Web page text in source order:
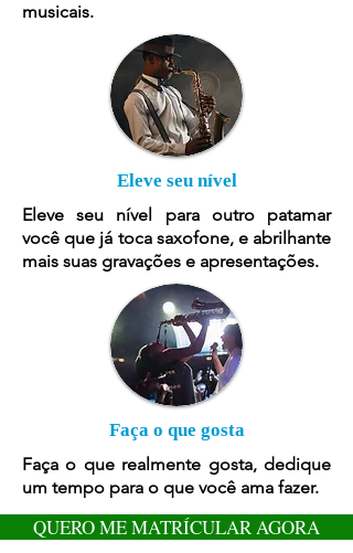
musicais.
Eleve seu nível
Eleve seu nível para outro patamar
você que já toca saxofone, e abrilhante
mais suas gravações e apresentações.
Faça o que gosta
Faça o que realmente gosta, dedique
um tempo para o que você ama fazer.
QUERO ME MATRÍCULAR AGORA